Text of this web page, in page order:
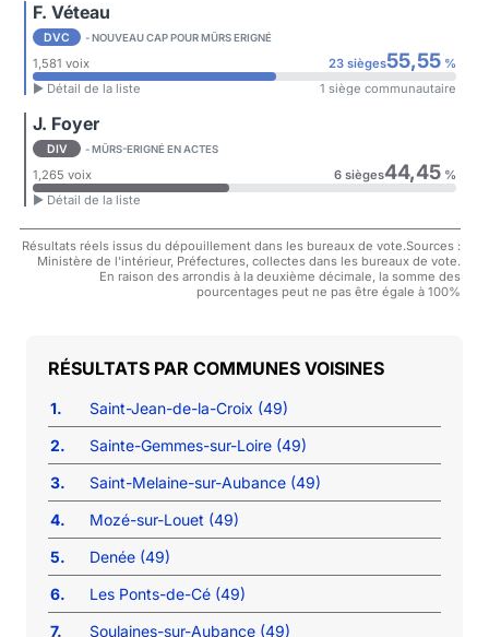
F. Véteau
DVC - NOUVEAU CAP POUR MÛRS ERIGNÉ
1,581 voix 23 sièges55,55%
► Détail de la liste
1 siège communautaire
J. Foyer
DIV - MÛRS-ERIGNÉ EN ACTES
1,265 voix 6 sièges44,45%
► Détail de la liste
Résultats réels issus du dépouillement dans les bureaux de vote.Sources :
Ministère de l'intérieur, Préfectures, collectes dans les bureaux de vote.
En raison des arrondis à la deuxième décimale, la somme des
pourcentages peut ne pas être égale à 100%
COMMUNES VOISINES
1.
Saint-Jean-de-la-Croix (49)
2.
Sainte-Gemmes-sur-Loire (49)
3.
Saint-Melaine-sur-Aubance (49)
4.
Mozé-sur-Louet (49)
5.
Denée (49)
6.
Les Ponts-de-Cé (49)
7.
Soulaines-sur-Aubance (49)